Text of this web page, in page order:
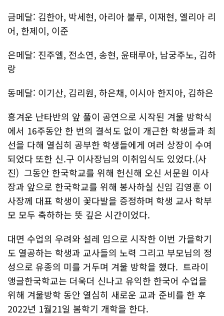
금메달: 김한아, 박세현, 아리아 불루, 이재현, 엘리아 리
어, 한제이, 이준
은메달: 진주엘, 전소연, 송현, 윤태루아, 남궁주노, 김하
랑
동메달: 이기산, 김리원, 하은채, 이시아 한지아, 김하은
흥겨운 난타반의 앞 풀이 공연으로 시작된 겨울 방학식
에서 16주동안 한 번의 결석도 없이 개근한 학생들과 최
선을 다해 열심히 공부한 학생들에게 여러 상장이 수여
되었다 또한 신.구 이사장님의 이취임식도 있었다.(사
진) 그동안 한국학교를 위해 헌신해 오신 서문원 이사
장과 앞으로 한국학교를 위해 봉사하실 신임 김영훈 이
사장께 대표 학생이 꽃다발을 증정하며 학생 교사 학부
모 모두 축하하는 뜻 깊은 시간이었다.
대면 수업의 우려와 설레 임으로 시작한 이번 가을학기
도 열공하는 학생과 교사들의 노력 그리고 부모님의 정
성으로 유종의 미를 거두며 겨울 방학을 했다. 트라이
앵글한국학교는 더욱더 신나고 유익한 한국어 수업을
위해 겨울방학 동안 열심히 새로운 교과 준비를 한 후
2022년 1월21일 봄학기 개학을 한다.